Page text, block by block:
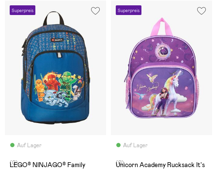
Superpreis
Auf Lager
(0)
LEGO® NINJAGO® Family
Superpreis
Auf Lager
(0)
Unicorn Academy Rucksack It's